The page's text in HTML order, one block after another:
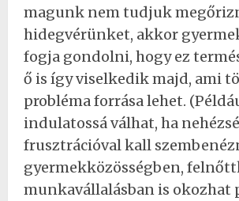
magunk nem tudjuk
hidegvérünket, akkor
fogja gondolni, hogy ez
ő is így viselkedik majd, ami
probléma forrása lehet.
indulatossá válhat, ha
frusztrációval kall
gyermekközösségben,
munkavállalásban is okozhat